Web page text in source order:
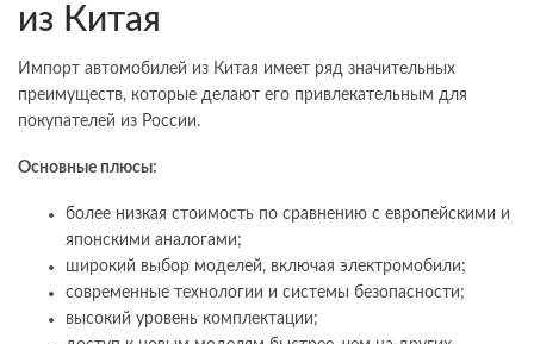
из Китая
Импорт автомобилей из Китая имеет ряд значительных
преимуществ, которые делают его привлекательным для
покупателей из России.
Основные плюсы:
более низкая стоимость по сравнению с европейскими и
японскими аналогами;
широкий выбор моделей, включая электромобили;
современные технологии и системы безопасности;
высокий уровень комплектации;